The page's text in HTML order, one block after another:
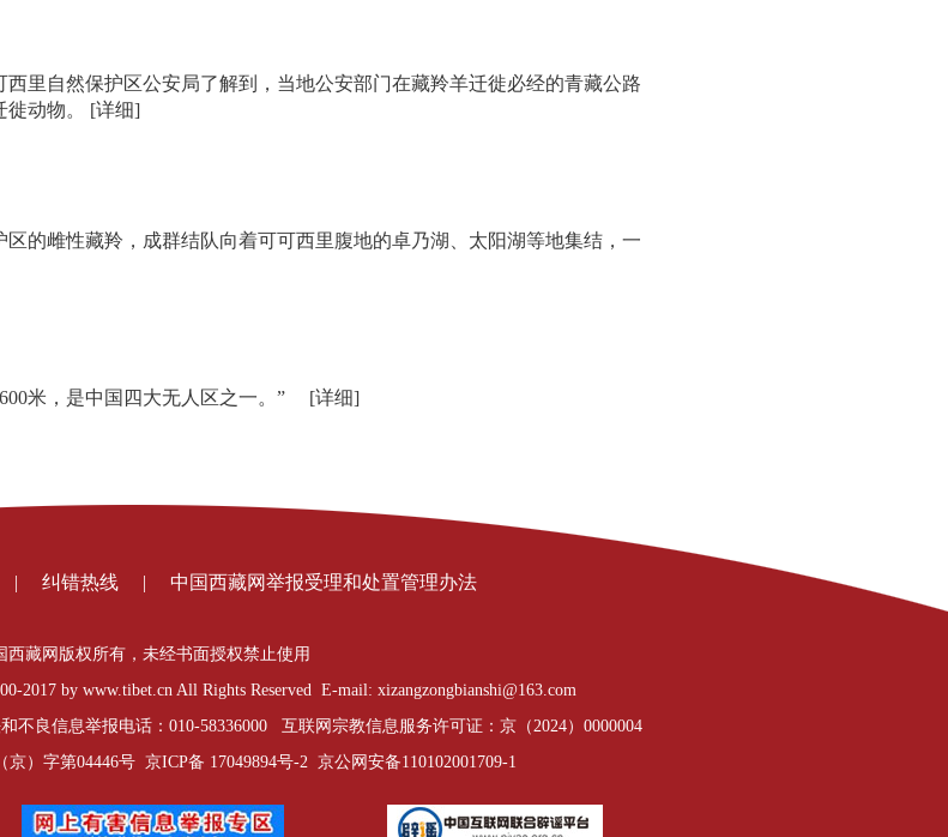
里自然保护区公安局了解到，当地公安部门在藏羚羊迁徙必经的青藏公路
动物。 [详细]
的雌性藏羚，成群结队向着可可西里腹地的卓乃湖、太阳湖等地集结，一
米，是中国四大无人区之一。” [详细]
| 纠错热线 | 中国西藏网举报受理和处置管理办法
西藏网版权所有，未经书面授权禁止使用
by www.tibet.cn All Rights Reserved E-mail: xizangzongbianshi@163.com
不良信息举报电话：010-58336000 互联网宗教信息服务许可证：京（2024）0000004
京）字第04446号 京ICP备 17049894号-2京公网安备110102001709-1